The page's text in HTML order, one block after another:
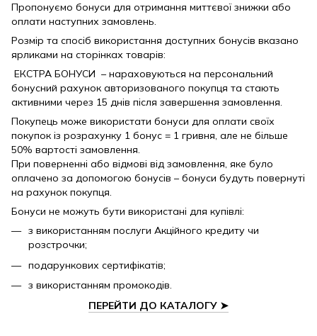
Пропонуємо бонуси для отримання миттєвої знижки або
оплати наступних замовлень.
Розмір та спосіб використання доступних бонусів вказано
ярликами на сторінках товарів:
ЕКСТРА БОНУСИ – нараховуються на персональний
бонусний рахунок авторизованого покупця та стають
активними через 15 днів після завершення замовлення.
Покупець може використати бонуси для оплати своїх
покупок із розрахунку 1 бонус = 1 гривня, але не більше
50% вартості замовлення.
При поверненні або відмові від замовлення, яке було
оплачено за допомогою бонусів – бонуси будуть повернуті
на рахунок покупця.
Бонуси не можуть бути використані для купівлі:
з використанням послуги Акційного кредиту чи
розстрочки;
подарункових сертифікатів;
з використанням промокодів.
ПЕРЕЙТИ ДО КАТАЛОГУ ➤